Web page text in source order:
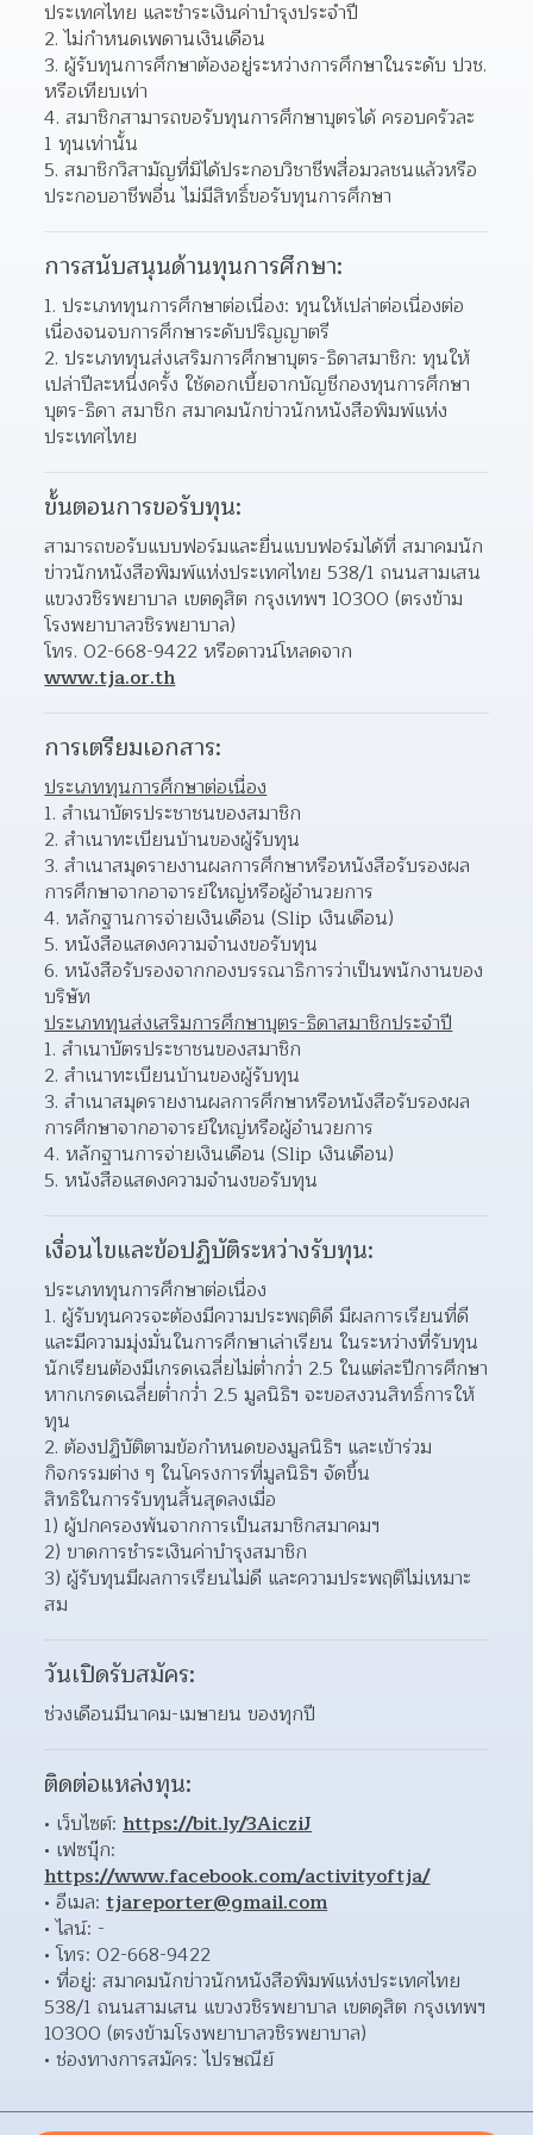
ประเทศไทย และชำระเงินค่าบำรุงประจำปี
ไม่กำหนดเพดานเงินเดือน
ผู้รับทุนการศึกษาต้องอยู่ระหว่างการศึกษาในระดับ ปวช.
หรือเทียบเท่า
สมาชิกสามารถขอรับทุนการศึกษาบุตรได้ ครอบครัวละ
1 ทุนเท่านั้น
สมาชิกวิสามัญที่มิได้ประกอบวิชาชีพสื่อมวลชนแล้วหรือ
ประกอบอาชีพอื่น ไม่มีสิทธิ์ขอรับทุนการศึกษา
การสนับสนุนด้านทุนการศึกษา:
ประเภททุนการศึกษาต่อเนื่อง: ทุนให้เปล่าต่อเนื่องต่อ
เนื่องจนจบการศึกษาระดับปริญญาตรี
ประเภททุนส่งเสริมการศึกษาบุตร-ธิดาสมาชิก: ทุนให้
เปล่าปีละหนึ่งครั้ง ใช้ดอกเบี้ยจากบัญชีกองทุนการศึกษา
บุตร-ธิดา สมาชิก สมาคมนักข่าวนักหนังสือพิมพ์แห่ง
ประเทศไทย
ขั้นตอนการขอรับทุน:
สามารถขอรับแบบฟอร์มและยื่นแบบฟอร์มได้ที่ สมาคมนัก
ข่าวนักหนังสือพิมพ์แห่งประเทศไทย 538/1 ถนนสามเสน
แขวงวชิรพยาบาล เขตดุสิต กรุงเทพฯ 10300 (ตรงข้าม
โรงพยาบาลวชิรพยาบาล)
www.tja.or.th
การเตรียมเอกสาร:
ประเภททุนการศึกษาต่อเนื่อง
สำเนาบัตรประชาชนของสมาชิก
สำเนาทะเบียนบ้านของผู้รับทุน
สำเนาสมุดรายงานผลการศึกษาหรือหนังสือรับรองผล
การศึกษาจากอาจารย์ใหญ่หรือผู้อำนวยการ
หลักฐานการจ่ายเงินเดือน (Slip เงินเดือน)
หนังสือแสดงความจำนงขอรับทุน
หนังสือรับรองจากกองบรรณาธิการว่าเป็นพนักงานของ
บริษัท
ประเภททุนส่งเสริมการศึกษาบุตร-ธิดาสมาชิกประจำปี
สำเนาบัตรประชาชนของสมาชิก
สำเนาทะเบียนบ้านของผู้รับทุน
สำเนาสมุดรายงานผลการศึกษาหรือหนังสือรับรองผล
การศึกษาจากอาจารย์ใหญ่หรือผู้อำนวยการ
หลักฐานการจ่ายเงินเดือน (Slip เงินเดือน)
หนังสือแสดงความจำนงขอรับทุน
เงื่อนไขและข้อปฏิบัติระหว่างรับทุน:
ประเภททุนการศึกษาต่อเนื่อง
ผู้รับทุนควรจะต้องมีความประพฤติดี มีผลการเรียนที่ดี
และมีความมุ่งมั่นในการศึกษาเล่าเรียน ในระหว่างที่รับทุน
นักเรียนต้องมีเกรดเฉลี่ยไม่ต่ำกว่ำ 2.5 ในแต่ละปีการศึกษา
หากเกรดเฉลี่ยต่ำกว่ำ 2.5 มูลนิธิฯ จะขอสงวนสิทธิ์การให้
ทุน
ต้องปฏิบัติตามข้อกำหนดของมูลนิธิฯ และเข้าร่วม
กิจกรรมต่าง ๆ ในโครงการที่มูลนิธิฯ จัดขึ้น
สิทธิในการรับทุนสิ้นสุดลงเมื่อ
1) ผู้ปกครองพ้นจากการเป็นสมาชิกสมาคมฯ
2) ขาดการชำระเงินค่าบำรุงสมาชิก
3) ผู้รับทุนมีผลการเรียนไม่ดี และความประพฤติไม่เหมาะ
สม
วันเปิดรับสมัคร:
ช่วงเดือนมีนาคม-เมษายน ของทุกปี
ติดต่อแหล่งทุน:
เว็บไซต์: https://bit.ly/3AicziJ
https://www.facebook.com/activityoftja/
อีเมล: tjareporter@gmail.com
ไลน์: -
โทร: 02-668-9422
ที่อยู่: สมาคมนักข่าวนักหนังสือพิมพ์แห่งประเทศไทย
538/1 ถนนสามเสน แขวงวชิรพยาบาล เขตดุสิต กรุงเทพฯ
10300 (ตรงข้ามโรงพยาบาลวชิรพยาบาล)
ช่องทางการสมัคร: ไปรษณีย์